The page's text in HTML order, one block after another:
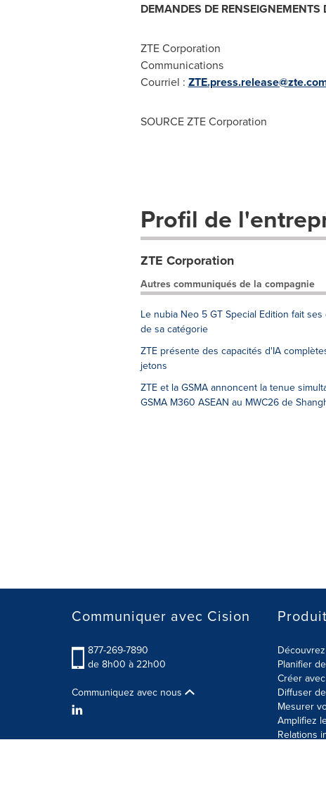
DEMANDES DE RENSEIGNEMENTS
ZTE Corporation
Communications
Courriel :
SOURCE ZTE Corporation
Profil de
ZTE Corporation
Autres communiqués de la compagnie
Le nubia Neo 5 GT Special Edition fait
de sa catégorie
ZTE présente des capacités d'IA
jetons
ZTE et la GSMA annoncent la tenue
GSMA M360 ASEAN au MWC26 de
Communiquer avec Cision
877-269-7890
de 8h00 à 22h00
Communiquez avec nous
Planifier
Créer
Diffuser
Mesurer
Amplifiez
Relations